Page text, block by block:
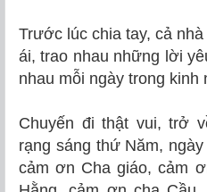
Trước lúc chia tay, cả
ái, trao nhau những lời
nhau mỗi ngày trong kinh
Chuyến đi thật vui, trở
rạng sáng thứ Năm,
cảm ơn Cha giáo, cảm